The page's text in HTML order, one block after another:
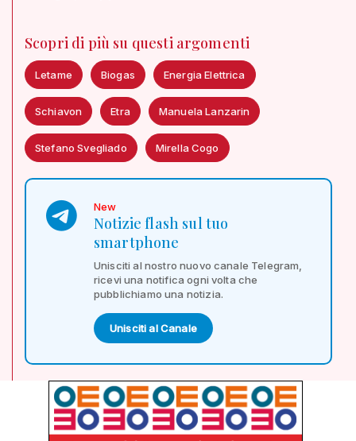
Scopri di più su questi argomenti
Letame Biogas Energia Elettrica
Schiavon Etra Manuela Lanzarin
Stefano Svegliado Mirella Cogo
New
Notizie flash sul tuo
smartphone
Unisciti al nostro nuovo canale Telegram,
ricevi una notifica ogni volta che
pubblichiamo una notizia.
Unisciti al Canale